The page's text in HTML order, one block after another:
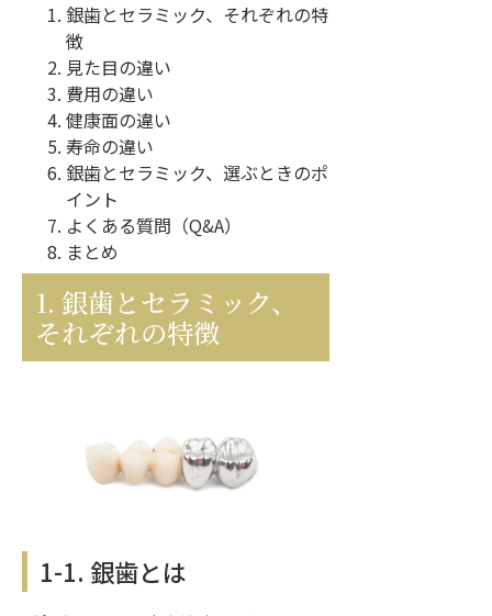
銀歯とセラミック、それぞれの特
徴
見た目の違い
費用の違い
健康面の違い
寿命の違い
銀歯とセラミック、選ぶときのポ
イント
よくある質問（Q&A）
まとめ
1. 銀歯とセラミック、
それぞれの特徴
1-1. 銀歯とは